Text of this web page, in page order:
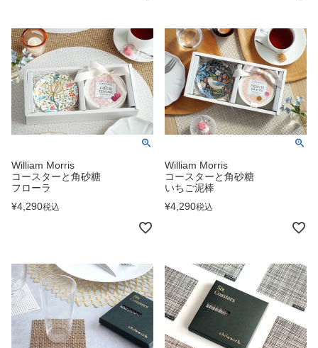
William Morris
コースターと角砂糖
フローラ
¥4,290税込
William Morris
コースターと角砂糖
いちご泥棒
¥4,290税込